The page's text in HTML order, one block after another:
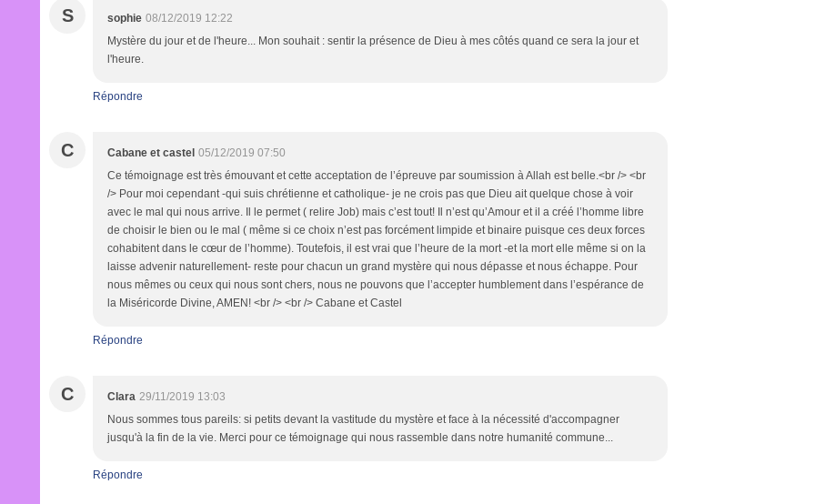
S sophie 08/12/2019 12:22
Mystère du jour et de l'heure... Mon souhait : sentir la présence de Dieu à mes côtés quand ce sera la jour et
l'heure.
Répondre
C Cabane et castel 05/12/2019 07:50
Ce témoignage est très émouvant et cette acceptation de l’épreuve par soumission à Allah est belle.<br /> <br
/> Pour moi cependant -qui suis chrétienne et catholique- je ne crois pas que Dieu ait quelque chose à voir
avec le mal qui nous arrive. Il le permet ( relire Job) mais c’est tout! Il n’est qu’Amour et il a créé l’homme libre
de choisir le bien ou le mal ( même si ce choix n’est pas forcément limpide et binaire puisque ces deux forces
cohabitent dans le cœur de l’homme). Toutefois, il est vrai que l’heure de la mort -et la mort elle même si on la
laisse advenir naturellement- reste pour chacun un grand mystère qui nous dépasse et nous échappe. Pour
nous mêmes ou ceux qui nous sont chers, nous ne pouvons que l’accepter humblement dans l’espérance de
la Miséricorde Divine, AMEN! <br /> <br /> Cabane et Castel
Répondre
C Clara 29/11/2019 13:03
Nous sommes tous pareils: si petits devant la vastitude du mystère et face à la nécessité d'accompagner
jusqu'à la fin de la vie. Merci pour ce témoignage qui nous rassemble dans notre humanité commune...
Répondre